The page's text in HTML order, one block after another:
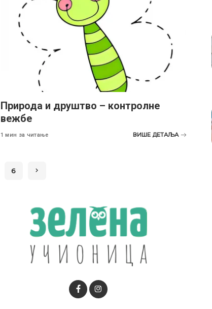
Природа и друштво – контролне
вежбе
1 мин за читање ВИШЕ ДЕТАЉА
6